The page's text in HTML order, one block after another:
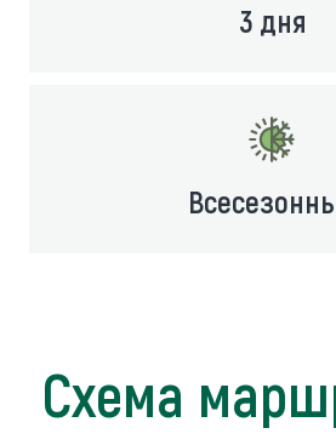
3 дня
Схема